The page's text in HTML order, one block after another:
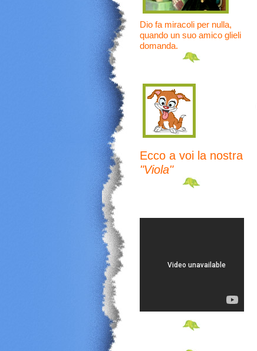
Dio fa miracoli per nulla,
quando un suo amico glieli
domanda.
Ecco a voi la nostra
"Viola"